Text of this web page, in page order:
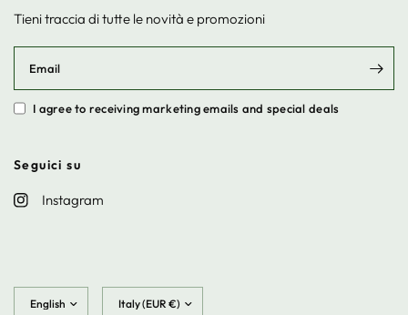
Tieni traccia di tutte le novità e promozioni
Email
I agree to receiving marketing emails and special deals
Seguici su
Instagram
country/region
country/region